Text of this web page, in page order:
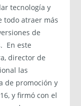
tecnología y
todo atraer más
de
En este
director de
las
de promoción y
y firmó con el